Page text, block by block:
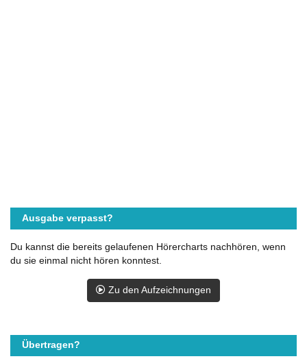
Ausgabe verpasst?
Du kannst die bereits gelaufenen Hörercharts nachhören, wenn
du sie einmal nicht hören konntest.
Zu den Aufzeichnungen
Übertragen?